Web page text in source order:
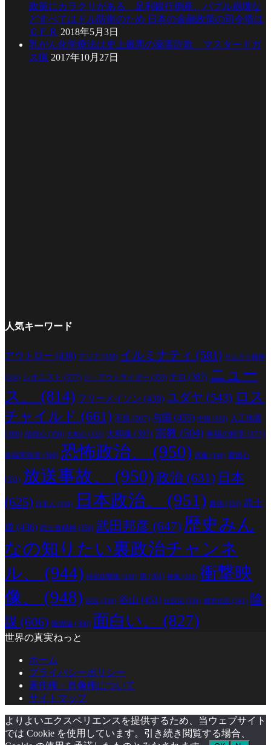
政策にカラクリがある 足利銀行倒産、バブル崩壊な
どすべてはドル防衛のため 日本の金融政策の司令塔は
ＣＦＲ 2018年5月3日
乳がん化学療法は史上最悪の薬害詐欺 マスタードガ
ス猟 2017年10月27日
人気キーワード
アウトロー (438) アジア (350) イルミナティ (581) サムライ精神
(334) シオニスト (377) ジ・アウトサイダー (353) テロ (387) ニュー
ス、
(814) フリーメイソン (430) ユダヤ (543) ロス
チャイルド (661) 不良 (367) 与国 (455) 中国 (330)
人工地震
(380) 信仰心 (350) 大和心 (332) 大和魂 (397) 宗教 (504) 幸福の科学 (377)
幸福実現党 (360) 恐怖政治、 (950) 悪魔 (340) 愛国心
(351) 放送事故、 (950) 政治 (631) 日本
(625) 日本人 (336) 日本政治、 (951) 最強 (353) 武士
道 (436) 武士道精神 (356) 武田邦彦 (647) 歴史みん
なの知りたい裏政治チャンネ
ル、
(944) 特別攻撃隊 (328) 男 (361) 神風 (328) 衝撃映
像、
(948) 説法 (336) 谷山 (451) 辻説法 (336) 都市伝説 (341) 陰
謀 (606) 陰謀論 (360) 面白い、 (827)
世界の真実ねっと
ホーム
プライバシーポリシー
著作権・肖像権について
サイトマップ
よりよいエクスペリエンスを提供するため、当ウェブサイト
では Cookie を使用しています。引き続き閲覧する場合、